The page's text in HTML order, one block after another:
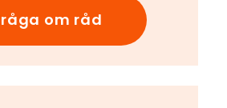
om råd